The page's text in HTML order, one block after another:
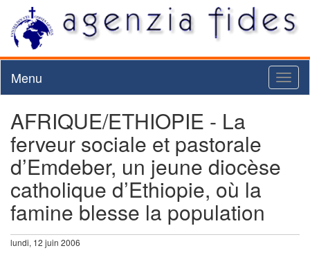
Menu
AFRIQUE/ETHIOPIE - La
ferveur sociale et pastorale
d’Emdeber, un jeune diocèse
catholique d’Ethiopie, où la
famine blesse la population
lundi, 12 juin 2006